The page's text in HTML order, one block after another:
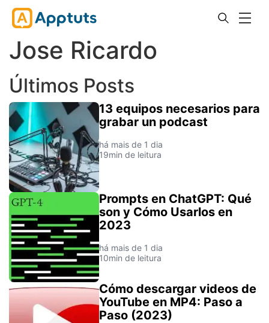
Jose Ricardo
Últimos Posts
13 equipos necesarios para
grabar un podcast
há mais de 1 dia
19min de leitura
Prompts en ChatGPT: Qué
son y Cómo Usarlos en
2023
há mais de 1 dia
10min de leitura
Cómo descargar videos de
YouTube en MP4: Paso a
Paso (2023)